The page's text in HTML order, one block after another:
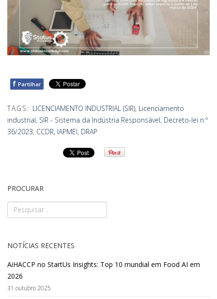
f Partilhar
TAGS: LICENCIAMENTO INDUSTRIAL (SIR), Licenciamento
industrial, SIR - Sistema da Indústria Responsável, Decreto-lei n.º
36/2023, CCDR, IAPMEI, DRAP
PROCURAR
NOTÍCIAS RECENTES
AiHACCP no StartUs Insights: Top 10 mundial em Food AI em
2026
31 outubro 2025